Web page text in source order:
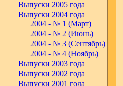
Выпуски 2005 года
Выпуски 2004 года
2004 - № 1 (Март)
2004 - № 2 (Июнь)
2004 - № 3 (Сентябрь)
2004 - № 4 (Ноябрь)
Выпуски 2003 года
Выпуски 2002 года
Выпуски 2001 года